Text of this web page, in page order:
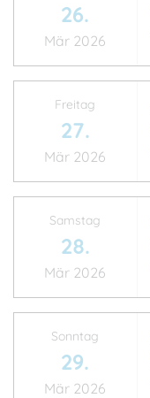
26.
Mär 2026
Freitag
27.
Mär 2026
Samstag
28.
Mär 2026
Sonntag
29.
Mär 2026